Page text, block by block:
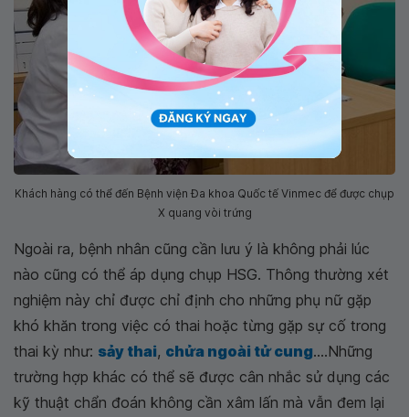
Khách hàng có thể đến Bệnh viện Đa khoa Quốc tế Vinmec để được chụp
X quang vòi trứng
Ngoài ra, bệnh nhân cũng cần lưu ý là không phải lúc
nào cũng có thể áp dụng chụp HSG. Thông thường xét
nghiệm này chỉ được chỉ định cho những phụ nữ gặp
khó khăn trong việc có thai hoặc từng gặp sự cố trong
thai kỳ như: sảy thai, chửa ngoài tử cung....Những
trường hợp khác có thể sẽ được cân nhắc sử dụng các
kỹ thuật chẩn đoán không cần xâm lấn mà vẫn đem lại